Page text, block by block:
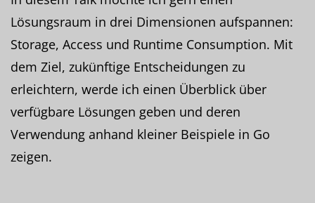
Lösungsraum in drei Dimensionen aufspannen:
Storage, Access und Runtime Consumption. Mit
dem Ziel, zukünftige Entscheidungen zu
erleichtern, werde ich einen Überblick über
verfügbare Lösungen geben und deren
Verwendung anhand kleiner Beispiele in Go
zeigen.